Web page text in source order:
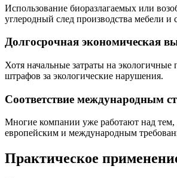
Использование биоразлагаемых или
углеродный след производства мебели
Долгосрочная экономическая
Хотя начальные затраты на
штрафов за экологические нарушения.
Соответствие международным
Многие компании уже работают над тем,
европейским и международным
Практическое